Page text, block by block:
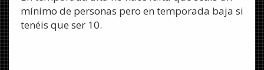
mínimo de personas pero en temporada baja si
tenéis que ser 10.